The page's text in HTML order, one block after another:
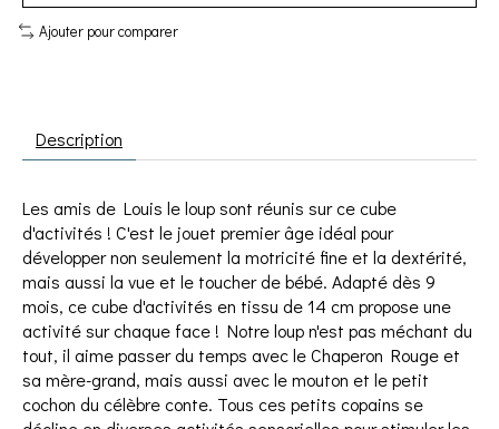
Ajouter pour comparer
Description
Les amis de Louis le loup sont réunis sur ce cube
d'activités ! C'est le jouet premier âge idéal pour
développer non seulement la motricité fine et la dextérité,
mais aussi la vue et le toucher de bébé. Adapté dès 9
mois, ce cube d'activités en tissu de 14 cm propose une
activité sur chaque face ! Notre loup n'est pas méchant du
tout, il aime passer du temps avec le Chaperon Rouge et
sa mère-grand, mais aussi avec le mouton et le petit
cochon du célèbre conte. Tous ces petits copains se